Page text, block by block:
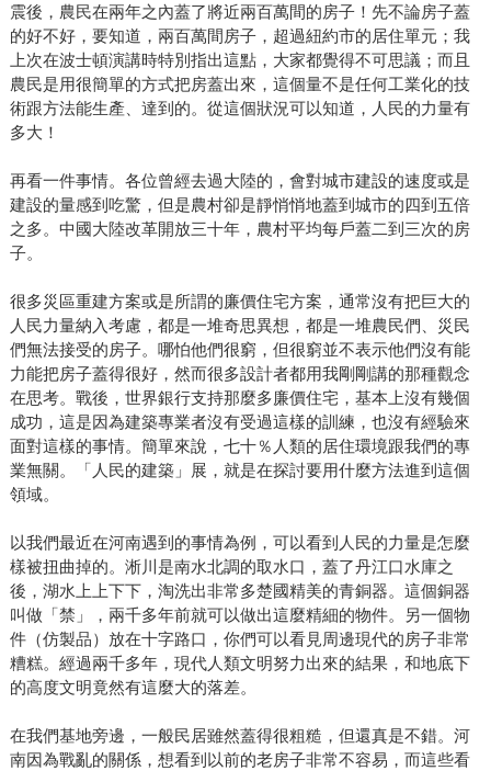
震後，農民在兩年之內蓋了將近兩百萬間的房子！先不論房子蓋
的好不好，要知道，兩百萬間房子，超過紐約市的居住單元；我
上次在波士頓演講時特別指出這點，大家都覺得不可思議；而且
農民是用很簡單的方式把房蓋出來，這個量不是任何工業化的技
術跟方法能生產、達到的。從這個狀況可以知道，人民的力量有
多大！
再看一件事情。各位曾經去過大陸的，會對城市建設的速度或是
建設的量感到吃驚，但是農村卻是靜悄悄地蓋到城市的四到五倍
之多。中國大陸改革開放三十年，農村平均每戶蓋二到三次的房
子。
很多災區重建方案或是所謂的廉價住宅方案，通常沒有把巨大的
人民力量納入考慮，都是一堆奇思異想，都是一堆農民們、災民
們無法接受的房子。哪怕他們很窮，但很窮並不表示他們沒有能
力能把房子蓋得很好，然而很多設計者都用我剛剛講的那種觀念
在思考。戰後，世界銀行支持那麼多廉價住宅，基本上沒有幾個
成功，這是因為建築專業者沒有受過這樣的訓練，也沒有經驗來
面對這樣的事情。簡單來說，七十％人類的居住環境跟我們的專
業無關。「人民的建築」展，就是在探討要用什麼方法進到這個
領域。
以我們最近在河南遇到的事情為例，可以看到人民的力量是怎麼
樣被扭曲掉的。淅川是南水北調的取水口，蓋了丹江口水庫之
後，湖水上上下下，淘洗出非常多楚國精美的青銅器。這個銅器
叫做「禁」，兩千多年前就可以做出這麼精細的物件。另一個物
件（仿製品）放在十字路口，你們可以看見周邊現代的房子非常
糟糕。經過兩千多年，現代人類文明努力出來的結果，和地底下
的高度文明竟然有這麼大的落差。
在我們基地旁邊，一般民居雖然蓋得很粗糙，但還真是不錯。河
南因為戰亂的關係，想看到以前的老房子非常不容易，而這些看